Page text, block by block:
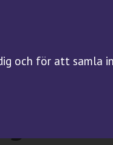
och för att samla